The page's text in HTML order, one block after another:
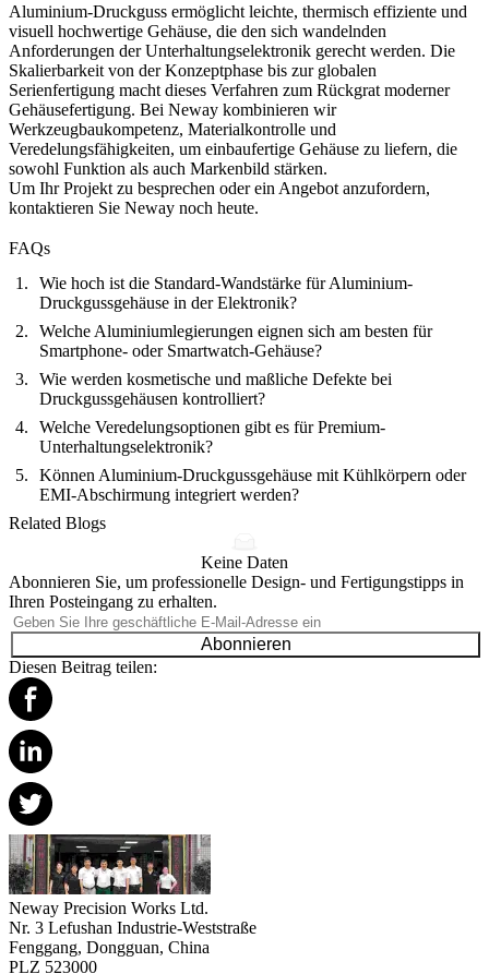
Aluminium-Druckguss ermöglicht leichte, thermisch effiziente und
visuell hochwertige Gehäuse, die den sich wandelnden
Anforderungen der Unterhaltungselektronik gerecht werden. Die
Skalierbarkeit von der Konzeptphase bis zur globalen
Serienfertigung macht dieses Verfahren zum Rückgrat moderner
Gehäusefertigung. Bei Neway kombinieren wir
Werkzeugbaukompetenz, Materialkontrolle und
Veredelungsfähigkeiten, um einbaufertige Gehäuse zu liefern, die
sowohl Funktion als auch Markenbild stärken.
Um Ihr Projekt zu besprechen oder ein Angebot anzufordern,
kontaktieren Sie Neway noch heute.
FAQs
Wie hoch ist die Standard-Wandstärke für Aluminium-
Druckgussgehäuse in der Elektronik?
Welche Aluminiumlegierungen eignen sich am besten für
Smartphone- oder Smartwatch-Gehäuse?
Wie werden kosmetische und maßliche Defekte bei
Druckgussgehäusen kontrolliert?
Welche Veredelungsoptionen gibt es für Premium-
Unterhaltungselektronik?
Können Aluminium-Druckgussgehäuse mit Kühlkörpern oder
EMI-Abschirmung integriert werden?
Related Blogs
Keine Daten
Abonnieren Sie, um professionelle Design- und Fertigungstipps in
Ihren Posteingang zu erhalten.
Abonnieren
Diesen Beitrag teilen:
Neway Precision Works Ltd.
Nr. 3 Lefushan Industrie-Weststraße
Fenggang, Dongguan, China
PLZ 523000